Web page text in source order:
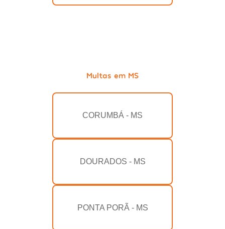
Multas em MS
CORUMBÁ - MS
DOURADOS - MS
PONTA PORÃ - MS